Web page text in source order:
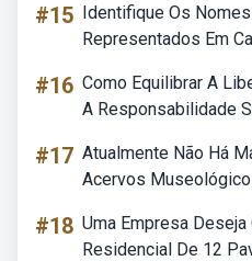
#15 Identifique Os
Representados Em
#16 Como Equilibrar A
A Responsabilidade
#17 Atualmente Não Há
Acervos
#18 Uma Empresa
Residencial De 12